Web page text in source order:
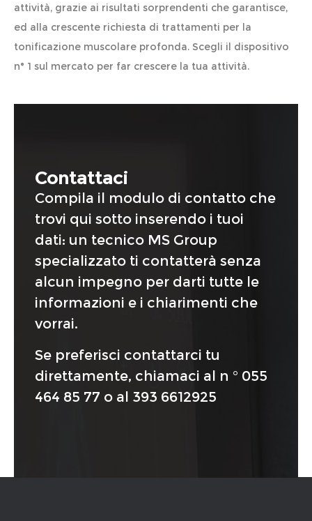
attività, grazie ai risultati sorprendenti che garantisce,
ed alla crescente richiesta di trattamenti per la
tonificazione muscolare profonda. Scegli il dispositivo
n° 1 sul mercato per far crescere la tua attività.
Contattaci
Compila il modulo di contatto che
trovi qui sotto inserendo i tuoi
dati: un tecnico MS Group
specializzato ti contatterà senza
alcun impegno per darti tutte le
informazioni e i chiarimenti che
vorrai.
Se preferisci contattarci tu
direttamente, chiamaci al n ° 055
464 85 77 o al 393 6612925